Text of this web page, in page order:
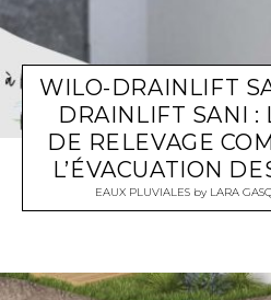
WILO-DRAINLIFT
DRAINLIFT SANI :
DE RELEVAGE
L’ÉVACUATION
EAUX PLUVIALESby LARA